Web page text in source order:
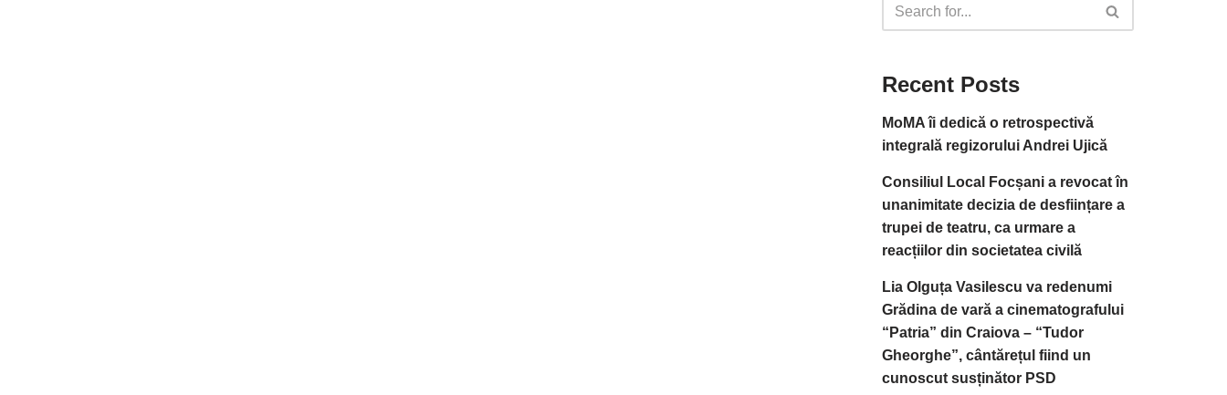
Recent Posts
MoMA îi dedică o retrospectivă
integrală regizorului Andrei Ujică
Consiliul Local Focșani a revocat în
unanimitate decizia de desființare a
trupei de teatru, ca urmare a
reacțiilor din societatea civilă
Lia Olguța Vasilescu va redenumi
Grădina de vară a cinematografului
“Patria” din Craiova – “Tudor
Gheorghe”, cântărețul fiind un
cunoscut susținător PSD